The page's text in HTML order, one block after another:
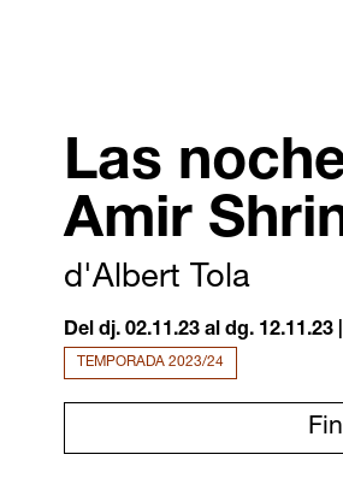
Las
Amir
d'Albert Tola
Del dj. 02.11.23 al dg. 12.11.23
TEMPORADA 2023/24